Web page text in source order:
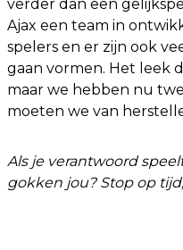
verder dan een
Ajax een team in
spelers en er zijn ook
gaan vormen. Het leek
maar we hebben nu
moeten we van
Als je verantwoord
gokken jou? Stop op tijd,